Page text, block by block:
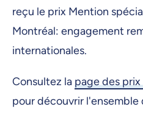
reçu le prix Mention
Montréal: engagement
internationales.
Consultez lapage des
pour découvrir l'ensemble